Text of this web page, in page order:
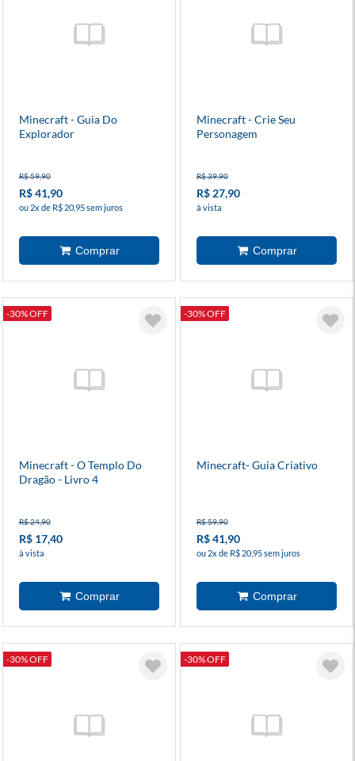
Minecraft - Guia Do
Explorador
R$ 59,90
R$ 41,90
ou 2x de R$ 20,95 sem juros
Minecraft - Crie Seu
Personagem
R$ 39,90
R$ 27,90
à vista
-30% OFF
Minecraft - O Templo Do
Dragão - Livro 4
R$ 24,90
R$ 17,40
à vista
-30% OFF
Minecraft- Guia Criativo
R$ 59,90
R$ 41,90
ou 2x de R$ 20,95 sem juros
-30% OFF -30% OFF